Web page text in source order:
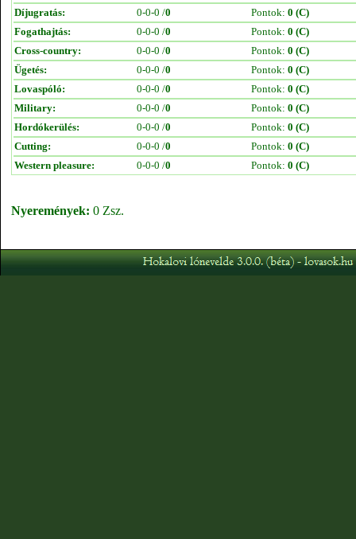
Díjugratás:
0-0-0 /0 Pontok: 0 (C)
Fogathajtás:
0-0-0 /0 Pontok: 0 (C)
Cross-country:
0-0-0 /0 Pontok: 0 (C)
Ügetés:
0-0-0 /0 Pontok: 0 (C)
Lovaspóló:
0-0-0 /0 Pontok: 0 (C)
Military:
0-0-0 /0 Pontok: 0 (C)
Hordókerülés:
0-0-0 /0 Pontok: 0 (C)
Cutting:
0-0-0 /0 Pontok: 0 (C)
Western pleasure:
0-0-0 /0 Pontok: 0 (C)
Nyeremények: 0 Zsz.